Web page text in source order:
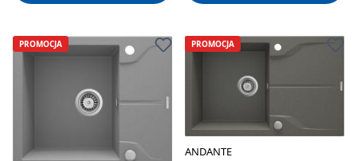
PROMOCJA PROMOCJA
ANDANTE